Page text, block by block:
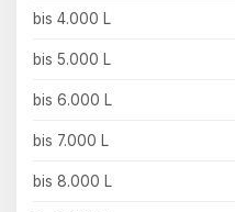
bis 4.000 L
bis 5.000 L
bis 6.000 L
bis 7.000 L
bis 8.000 L